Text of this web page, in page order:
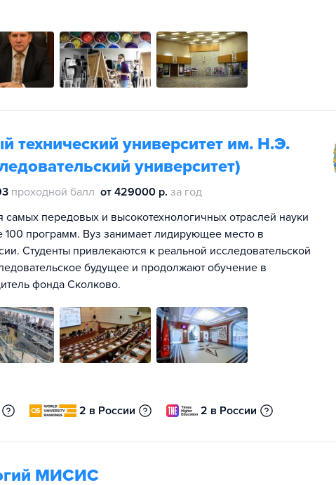
технический университет им. Н.Э.
университет)
проходной балл от 429000 р. за год
самых передовых и высокотехнологичных отраслей науки
100 программ. Вуз занимает лидирующее место в
Студенты привлекаются к реальной исследовательской
будущее и продолжают обучение в
фонда Сколково.
2 в России 2 в России
МИСИС